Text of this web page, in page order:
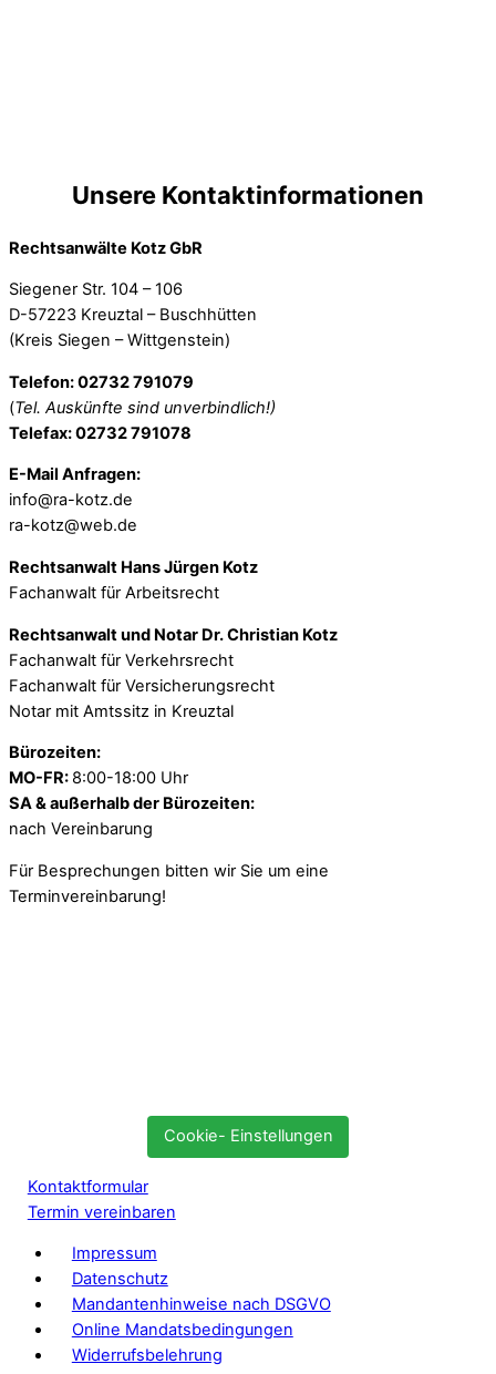
Unsere Kontaktinformationen
Rechtsanwälte Kotz GbR
Siegener Str. 104 – 106
D-57223 Kreuztal – Buschhütten
(Kreis Siegen – Wittgenstein)
Telefon: 02732 791079
(Tel. Auskünfte sind unverbindlich!)
Telefax: 02732 791078
E-Mail Anfragen:
info@ra-kotz.de
ra-kotz@web.de
Rechtsanwalt Hans Jürgen Kotz
Fachanwalt für Arbeitsrecht
Rechtsanwalt und Notar Dr. Christian Kotz
Fachanwalt für Verkehrsrecht
Fachanwalt für Versicherungsrecht
Notar mit Amtssitz in Kreuztal
Bürozeiten:
MO-FR: 8:00-18:00 Uhr
SA & außerhalb der Bürozeiten:
nach Vereinbarung
Für Besprechungen bitten wir Sie um eine
Terminvereinbarung!
Cookie- Einstellungen
Kontaktformular
Termin vereinbaren
Impressum
Datenschutz
Mandantenhinweise nach DSGVO
Online Mandatsbedingungen
Widerrufsbelehrung